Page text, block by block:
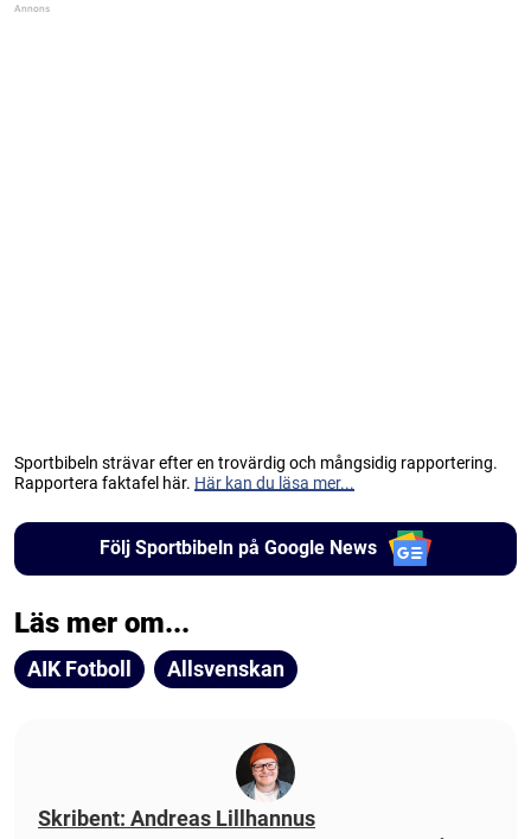
Sportbibeln strävar efter en trovärdig och mångsidig rapportering.
Rapportera faktafel här. Här kan du läsa mer...
Följ Sportbibeln på Google News
Läs mer om...
AIK Fotboll Allsvenskan
Skribent: Andreas Lillhannus